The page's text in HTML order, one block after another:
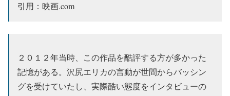
引用：映画.com
２０１２年当時、この作品を酷評する方が多かった
記憶がある。沢尻エリカの言動が世間からバッシン
グを受けていたし、実際酷い態度をインタビューの